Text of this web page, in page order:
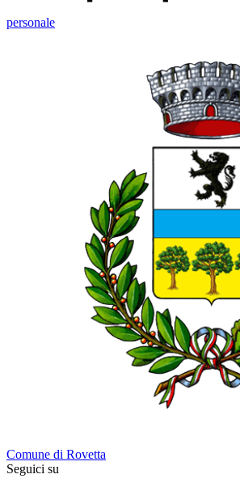
personale
Comune di Rovetta
Seguici su